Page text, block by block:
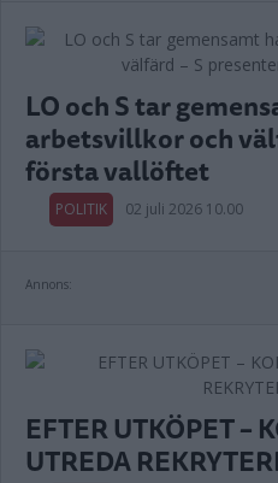
LO och S tar
arbetsvillkor och
första vallöftet
POLITIK 02 juli 2026 10.00
Annons:
EFTER UTKÖPET –
UTREDA